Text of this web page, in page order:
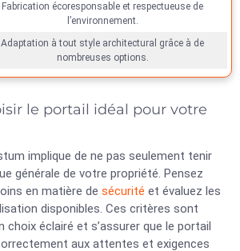
Fabrication écoresponsable et respectueuse de
l’environnement.
Adaptation à tout style architectural grâce à de
nombreuses options.
le portail idéal pour votre
implique de ne pas seulement tenir
générale de votre propriété. Pensez
en matière de sécurité et évaluez les
disponibles. Ces critères sont
choix éclairé et s’assurer que le portail
aux attentes et exigences